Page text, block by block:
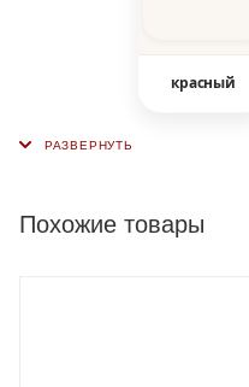
красный
Похожие товары